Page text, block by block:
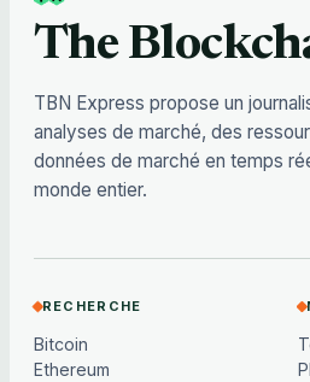
The
TBN Express propose un
analyses de marché, des
données de marché en temps
monde entier.
RECHERCHE
Bitcoin
Ethereum